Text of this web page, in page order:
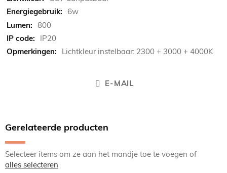
6w
800
IP20
Lichtkleur instelbaar: 2300 + 3000 + 4000K
E-MAIL
Gerelateerde producten
Selecteer items om ze aan het mandje toe te voegen of
alles selecteren